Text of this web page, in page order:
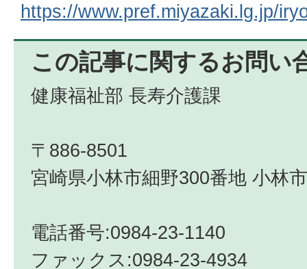
https://www.pref.miyazaki.lg.jp/
この記事に関するお問い
健康福祉部 長寿介護課
〒886-8501
宮崎県小林市細野300番地 小林
電話番号:0984-23-1140
ファックス:0984-23-4934